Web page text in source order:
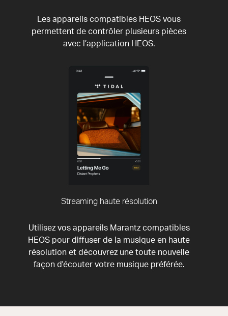
Les appareils compatibles HEOS vous
permettent de contrôler plusieurs pièces
avec l’application HEOS.
Streaming haute résolution
Utilisez vos appareils Marantz compatibles
HEOS pour diffuser de la musique en haute
résolution et découvrez une toute nouvelle
façon d'écouter votre musique préférée.